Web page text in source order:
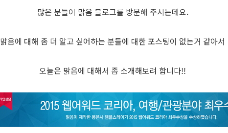
많은 분들이 맑음 블로그를 방문해 주시는데요.
맑음에 대해 좀 더 알고 싶어하는 분들에 대한 포스팅이 없는거 같아서
오늘은 맑음에 대해서 좀 소개해보려 합니다!!